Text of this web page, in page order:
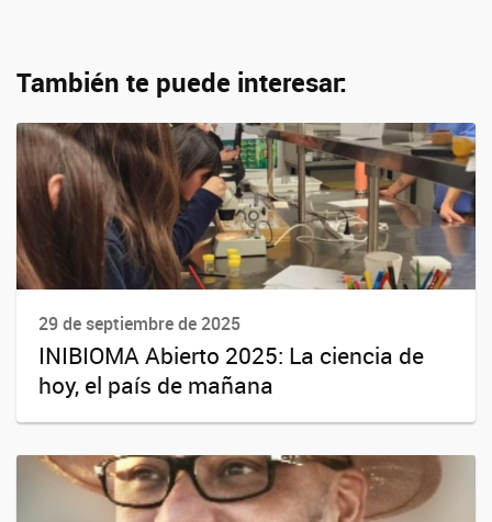
También te puede interesar:
29 de septiembre de 2025
INIBIOMA Abierto 2025: La ciencia de
hoy, el país de mañana